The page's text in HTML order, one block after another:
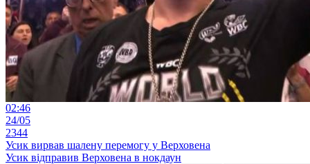
02:46
24/05
2344
Усик вирвав шалену перемогу у Верховена
Усик відправив Верховена в нокдаун